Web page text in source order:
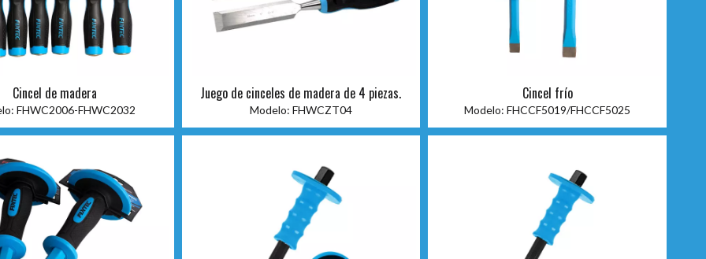
Cincel de madera
FHWC2006-FHWC2032
Juego de cinceles de madera de 4 piezas.
Modelo: FHWCZT04
Cincel frío
Modelo: FHCCF5019/FHCCF5025